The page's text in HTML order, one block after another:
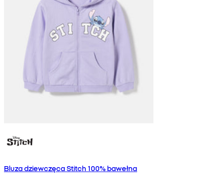
Bluza dziewczęca Stitch 100% bawełna